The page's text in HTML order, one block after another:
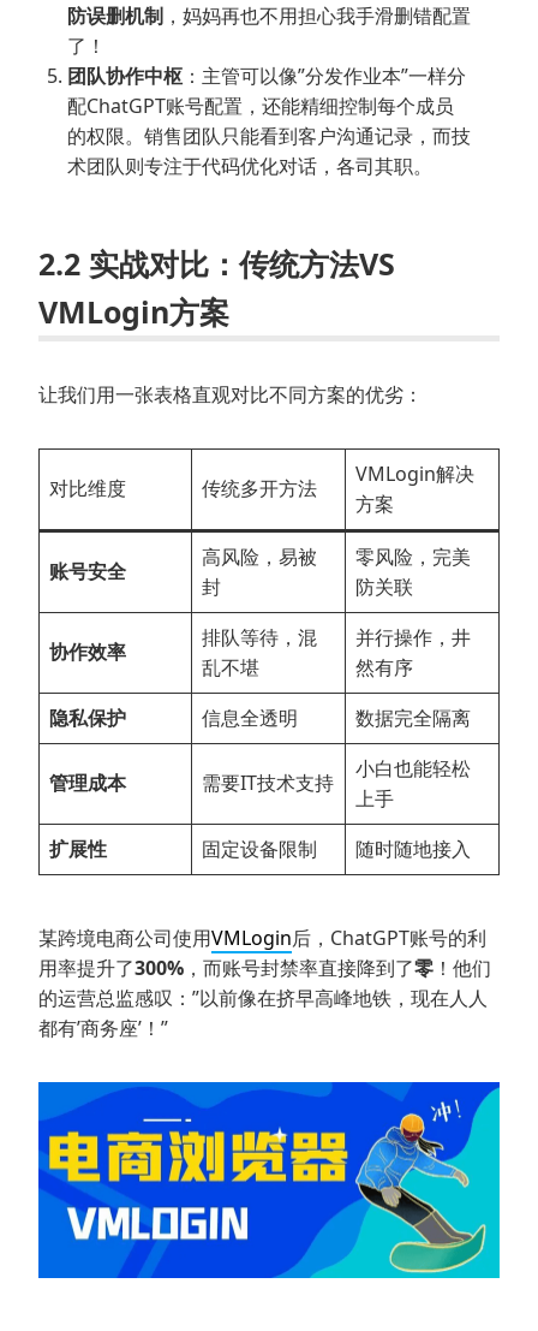
防误删机制 ，妈妈再也不用担心我手滑删错配置
了！
团队协作中枢 ：主管可以像”分发作业本”一样分
配ChatGPT账号配置，还能精细控制每个成员
的权限。销售团队只能看到客户沟通记录，而技
术团队则专注于代码优化对话，各司其职。
2.2 实战对比：传统方法VS
VMLogin方案
让我们用一张表格直观对比不同方案的优劣：
对比维度 传统多开方法
VMLogin解决
方案
账号安全
高风险，易被
封
零风险，完美
防关联
协作效率
排队等待，混
乱不堪
并行操作，井
然有序
隐私保护
信息全透明 数据完全隔离
管理成本 需要IT技术支持
小白也能轻松
上手
扩展性
固定设备限制 随时随地接入
某跨境电商公司使用VMLogin后，ChatGPT账号的利
用率提升了300% ，而账号封禁率直接降到了零 ！他们
的运营总监感叹：”以前像在挤早高峰地铁，现在人人
都有’商务座’！”